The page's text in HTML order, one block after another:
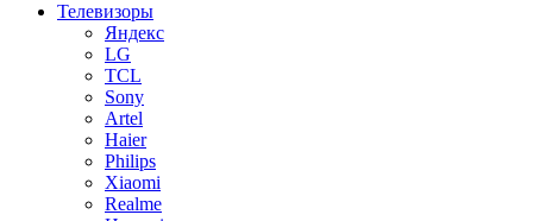
Телевизоры
Яндекс
LG
TCL
Sony
Artel
Haier
Philips
Xiaomi
Realme